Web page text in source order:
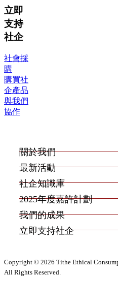
立即
支持
社企
社會採
購
購買社
企產品
與我們
協作
關於我們
最新活動
社企知識庫
2025年度嘉許計劃
我們的成果
立即支持社企
Copyright © 2026 Tithe Ethical
All Rights Reserved.